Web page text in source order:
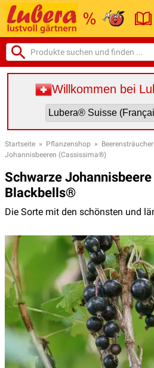
Willkommen bei
Startseite » Pflanzenshop » Beerensträucher
Johannisbeeren (Cassissima®)
Schwarze
Blackbells®
Die Sorte mit den schönsten und